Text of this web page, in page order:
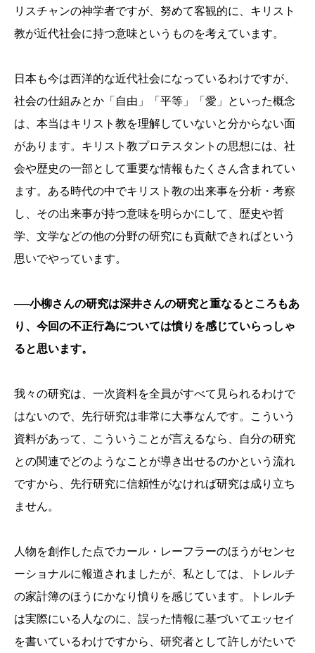
リスチャンの神学者ですが、努めて客観的に、キリスト
教が近代社会に持つ意味というものを考えています。
日本も今は西洋的な近代社会になっているわけですが、
社会の仕組みとか「自由」「平等」「愛」といった概念
は、本当はキリスト教を理解していないと分からない面
があります。キリスト教プロテスタントの思想には、社
会や歴史の一部として重要な情報もたくさん含まれてい
ます。ある時代の中でキリスト教の出来事を分析・考察
し、その出来事が持つ意味を明らかにして、歴史や哲
学、文学などの他の分野の研究にも貢献できればという
思いでやっています。
──小柳さんの研究は深井さんの研究と重なるところもあ
り、今回の不正行為については憤りを感じていらっしゃ
ると思います。
我々の研究は、一次資料を全員がすべて見られるわけで
はないので、先行研究は非常に大事なんです。こういう
資料があって、こういうことが言えるなら、自分の研究
との関連でどのようなことが導き出せるのかという流れ
ですから、先行研究に信頼性がなければ研究は成り立ち
ません。
人物を創作した点でカール・レーフラーのほうがセンセ
ーショナルに報道されましたが、私としては、トレルチ
の家計簿のほうにかなり憤りを感じています。トレルチ
は実際にいる人なのに、誤った情報に基づいてエッセイ
を書いているわけですから、研究者として許しがたいで